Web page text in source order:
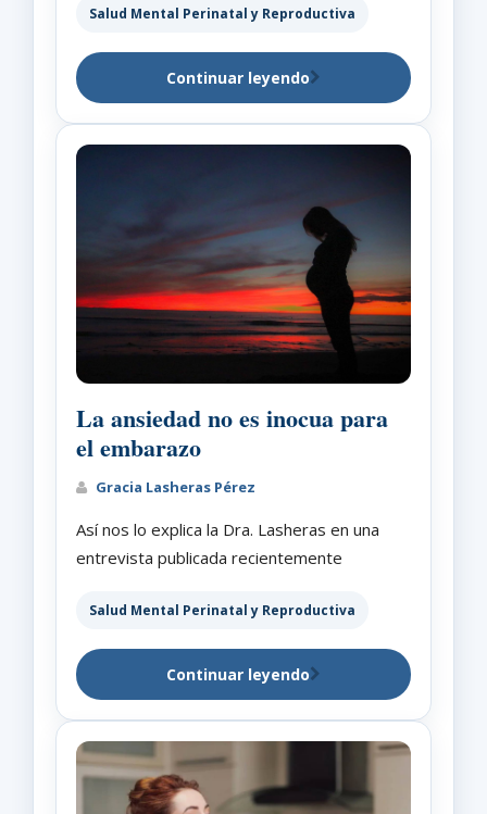
Salud Mental Perinatal y Reproductiva
Continuar leyendo
La ansiedad no es inocua para
el embarazo
Gracia Lasheras Pérez
Así nos lo explica la Dra. Lasheras en una
entrevista publicada recientemente
Salud Mental Perinatal y Reproductiva
Continuar leyendo